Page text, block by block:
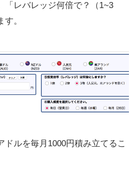
「レバレッジ何倍で？（1~3
。
ドルを毎月1000円積み立てるこ